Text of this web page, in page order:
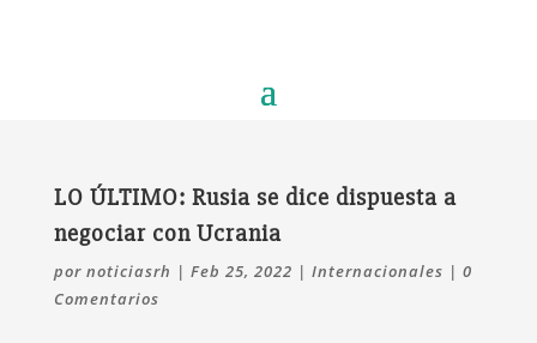
LO ÚLTIMO: Rusia se dice dispuesta a
negociar con Ucrania
por noticiasrh | Feb 25, 2022 | Internacionales | 0
Comentarios